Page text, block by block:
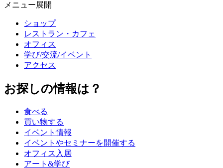
メニュー展開
ショップ
レストラン・カフェ
オフィス
学び/交流/イベント
アクセス
お探しの情報は？
食べる
買い物する
イベント情報
イベントやセミナーを開催する
オフィス入居
アート&学び